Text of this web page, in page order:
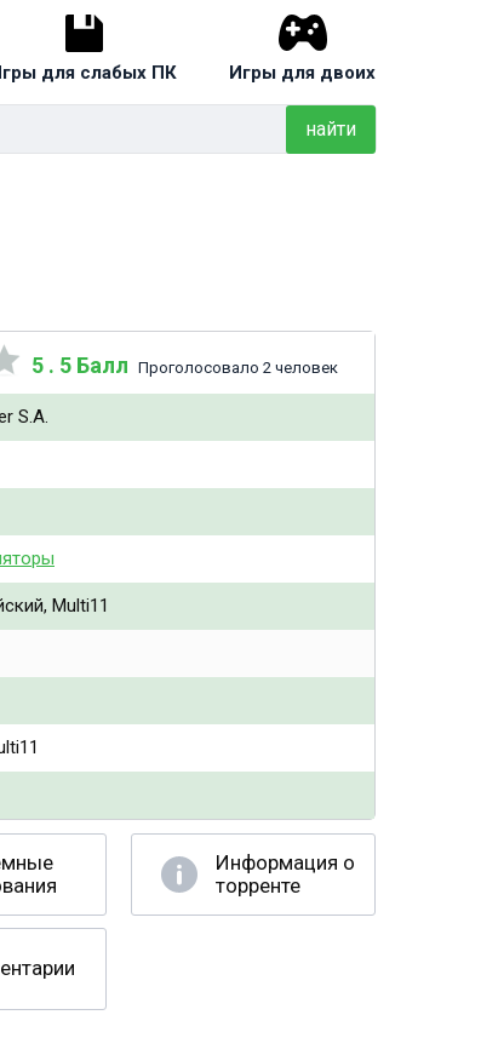
для слабых ПК Игры для двоих
найти
5 . 5 Балл Проголосовало 2 человек
S.A.
Multi11
Информация о
торренте